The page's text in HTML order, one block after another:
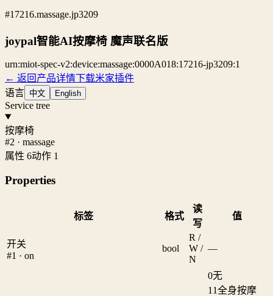
#17216.massage.jp3209
joypal智能AI按摩椅 魔声联名版
urn:miot-spec-v2:device:massage:0000A018:17216-jp3209:1
← 返回产品详情下载米家插件
语言 中文 English
Service tree
按摩椅
#2 · massage
属性 6动作 1
Properties
标签 格式
读
写
值
开关
#1 · on
bool
R /
W /
N
—
0无
11全身按摩